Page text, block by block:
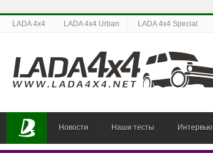
LADA 4x4 LADA 4x4 Urban LADA 4x4 Special
Новости Наши тесты Интервью